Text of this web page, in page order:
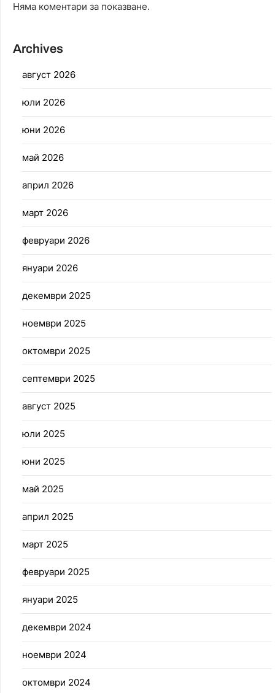
Няма коментари за показване.
Archives
август 2026
юли 2026
юни 2026
май 2026
април 2026
март 2026
февруари 2026
януари 2026
декември 2025
ноември 2025
октомври 2025
септември 2025
август 2025
юли 2025
юни 2025
май 2025
април 2025
март 2025
февруари 2025
януари 2025
декември 2024
ноември 2024
октомври 2024